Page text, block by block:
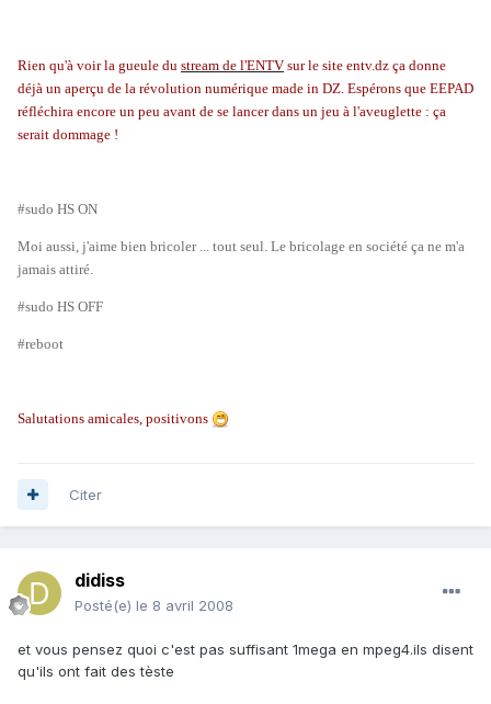
Rien qu'à voir la gueule du stream de l'ENTV sur le site entv.dz ça donne
déjà un aperçu de la révolution numérique made in DZ. Espérons que EEPAD
réfléchira encore un peu avant de se lancer dans un jeu à l'aveuglette : ça
serait dommage !
#sudo HS ON
Moi aussi, j'aime bien bricoler ... tout seul. Le bricolage en société ça ne m'a
jamais attiré.
#sudo HS OFF
#reboot
Salutations amicales, positivons
Citer
didiss
Posté(e) le 8 avril 2008
et vous pensez quoi c'est pas suffisant 1mega en mpeg4.ils disent
qu'ils ont fait des tèste